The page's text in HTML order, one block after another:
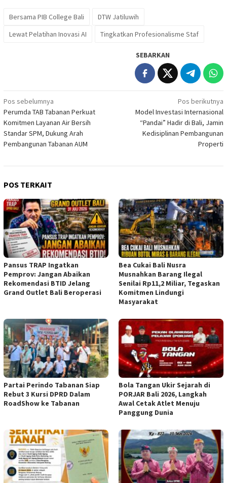
Bersama PIB College Bali
DTW Jatiluwih
Lewat Pelatihan Inovasi AI
Tingkatkan Profesionalisme Staf
SEBARKAN
Navigasi
pos
Pos sebelumnya
Perumda TAB Tabanan Perkuat
Komitmen Layanan Air Bersih
Standar SPM, Dukung Arah
Pembangunan Tabanan AUM
Pos berikutnya
Model Investasi Internasional
“Pandai” Hadir di Bali, Jamin
Kedisiplinan Pembangunan
Properti
POS TERKAIT
Pansus TRAP Ingatkan
Pemprov: Jangan Abaikan
Rekomendasi BTID Jelang
Grand Outlet Bali Beroperasi
Bea Cukai Bali Nusra
Musnahkan Barang Ilegal
Senilai Rp11,2 Miliar, Tegaskan
Komitmen Lindungi
Masyarakat
Partai Perindo Tabanan Siap
Rebut 3 Kursi DPRD Dalam
RoadShow ke Tabanan
Bola Tangan Ukir Sejarah di
PORJAR Bali 2026, Langkah
Awal Cetak Atlet Menuju
Panggung Dunia